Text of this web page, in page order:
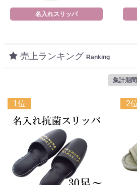
名入れスリッパ
売上ランキング Ranking
集計期
1位 2